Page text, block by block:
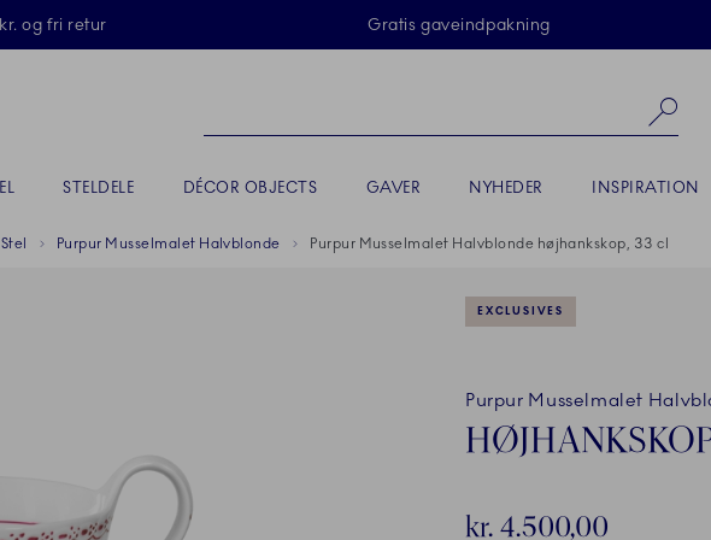
Skip Navigation
og fri retur Gratis gaveindpakning
STELDELE DÉCOR OBJECTS GAVER NYHEDER INSPIRATION
Purpur Musselmalet Halvblonde Purpur Musselmalet Halvblonde højhankskop, 33 cl
EXCLUSIVES
Purpur Musselmalet
kr. 4.500,00